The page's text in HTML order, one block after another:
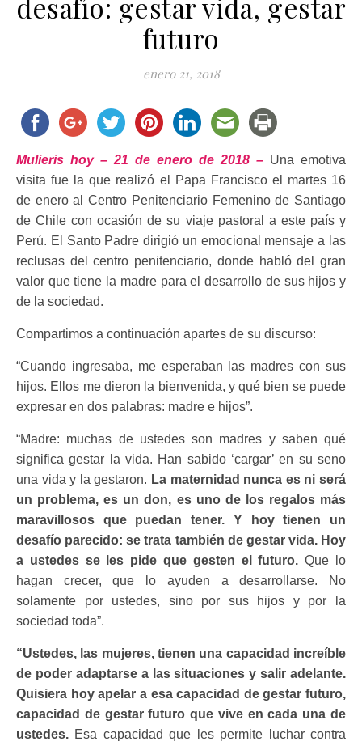
futuro
enero 21, 2018
Mulieris hoy – 21 de enero de 2018 – Una emotiva
visita fue la que realizó el Papa Francisco el martes 16
de enero al Centro Penitenciario Femenino de Santiago
de Chile con ocasión de su viaje pastoral a este país y
Perú. El Santo Padre dirigió un emocional mensaje a las
reclusas del centro penitenciario, donde habló del gran
valor que tiene la madre para el desarrollo de sus hijos y
de la sociedad.
Compartimos a continuación apartes de su discurso:
“Cuando ingresaba, me esperaban las madres con sus
hijos. Ellos me dieron la bienvenida, y qué bien se puede
expresar en dos palabras: madre e hijos”.
“Madre: muchas de ustedes son madres y saben qué
significa gestar la vida. Han sabido ‘cargar’ en su seno
una vida y la gestaron. La maternidad nunca es ni será
un problema, es un don, es uno de los regalos más
maravillosos que puedan tener. Y hoy tienen un
desafío parecido: se trata también de gestar vida. Hoy
a ustedes se les pide que gesten el futuro. Que lo
hagan crecer, que lo ayuden a desarrollarse. No
solamente por ustedes, sino por sus hijos y por la
sociedad toda”.
“Ustedes, las mujeres, tienen una capacidad increíble
de poder adaptarse a las situaciones y salir adelante.
Quisiera hoy apelar a esa capacidad de gestar futuro,
capacidad de gestar futuro que vive en cada una de
ustedes. Esa capacidad que les permite luchar contra